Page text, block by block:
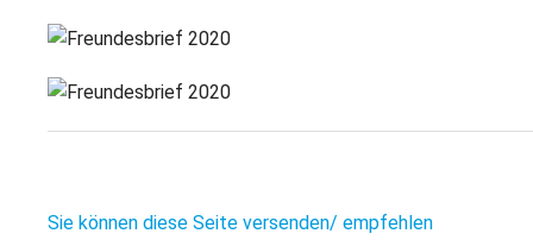
Kontakt
Sie können diese Seite versenden/ empfehlen